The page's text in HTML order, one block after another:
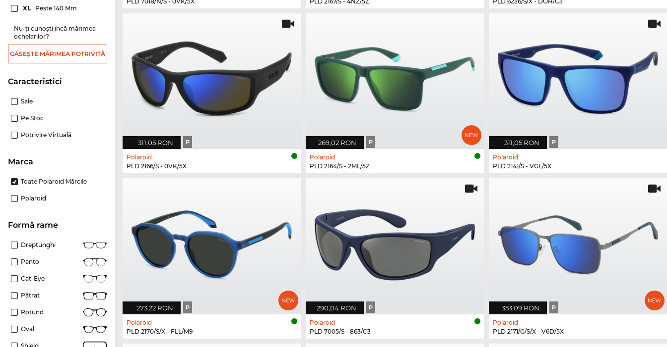
XL Peste 140 Mm
Nu-ți cunoști încă mărimea
ochelarilor?
GĂSEȘTE MĂRIMEA POTRIVITĂ
Caracteristici
Sale
Pe Stoc
Potrivire Virtuală
marca
Toate Polaroid Mărcile
Polaroid
Formă rame
Dreptunghi
Panto
Cat-Eye
Pătrat
Rotund
Oval
311,05 RON P
Polaroid
PLD 2166/S - 0VK/5X
269,02 RON P
Polaroid
PLD 2164/S - 2ML/5Z
311,05 RON P
Polaroid
PLD 2141/S - VGL/5X
273,22 RON P
Polaroid
PLD 2170/S/X - FLL/M9
290,04 RON P
Polaroid
PLD 7005/S - 863/C3
353,09 RON P
Polaroid
PLD 2171/G/S/X - V6D/5X